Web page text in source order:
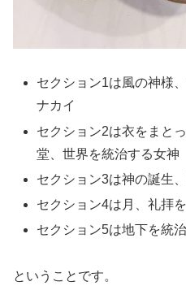
セクション1は風の神様
ナカイ
セクション2は衣をまと
堂、世界を統治する女神
セクション3は神の誕生
セクション4は月、礼拝
セクション5は地下を統
ということです。